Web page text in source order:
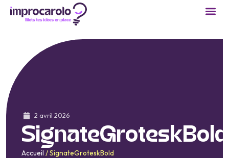
2 avril 2026
SignateGroteskBold
Accueil /SignateGroteskBold